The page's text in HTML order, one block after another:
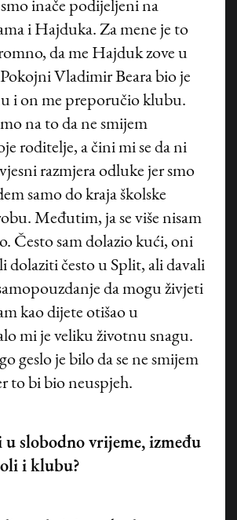
inače podijeljeni na
i Hajduka. Za mene je to
da me Hajduk zove u
Vladimir Beara bio je
i on me preporučio klubu.
na to da ne smijem
roditelje, a čini mi se da ni
razmjera odluke jer smo
samo do kraja školske
Međutim, ja se više nisam
Često sam dolazio kući, oni
dolaziti često u Split, ali davali
da mogu živjeti
kao dijete otišao u
mi je veliku životnu snagu.
geslo je bilo da se ne smijem
to bi bio neuspjeh.
u slobodno vrijeme, između
i klubu?